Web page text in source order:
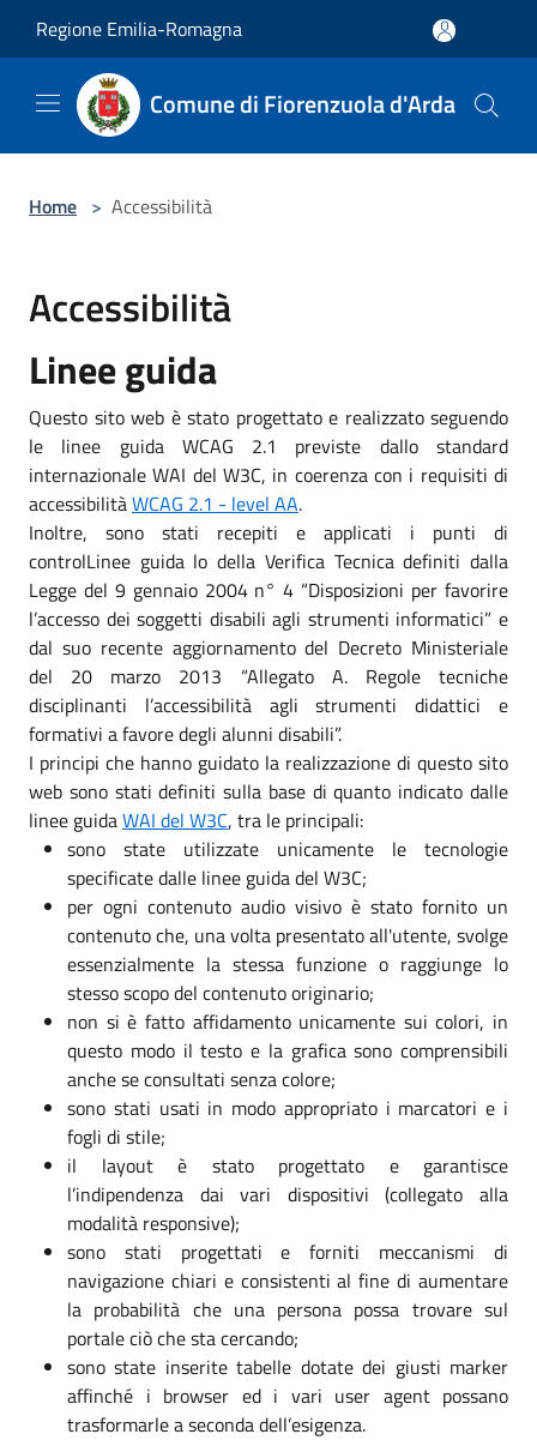
Regione Emilia-Romagna
Comune di Fiorenzuola d'Arda
Home > Accessibilità
Accessibilità
Linee guida
Questo sito web è stato progettato e realizzato seguendo
le linee guida WCAG 2.1 previste dallo standard
internazionale WAI del W3C, in coerenza con i requisiti di
accessibilitàWCAG 2.1 - level AA.
Inoltre, sono stati recepiti e applicati i punti di
controlLinee guida lo della Verifica Tecnica definiti dalla
Legge del 9 gennaio 2004 n° 4 “Disposizioni per favorire
l’accesso dei soggetti disabili agli strumenti informatici” e
dal suo recente aggiornamento del Decreto Ministeriale
del 20 marzo 2013 “Allegato A. Regole tecniche
disciplinanti l’accessibilità agli strumenti didattici e
formativi a favore degli alunni disabili”.
I principi che hanno guidato la realizzazione di questo sito
web sono stati definiti sulla base di quanto indicato dalle
linee guidaWAI del W3C, tra le principali:
sono state utilizzate unicamente le tecnologie
specificate dalle linee guida del W3C;
per ogni contenuto audio visivo è stato fornito un
contenuto che, una volta presentato all'utente, svolge
essenzialmente la stessa funzione o raggiunge lo
stesso scopo del contenuto originario;
non si è fatto affidamento unicamente sui colori, in
questo modo il testo e la grafica sono comprensibili
anche se consultati senza colore;
sono stati usati in modo appropriato i marcatori e i
fogli di stile;
il layout è stato progettato e garantisce
l’indipendenza dai vari dispositivi (collegato alla
modalità responsive);
sono stati progettati e forniti meccanismi di
navigazione chiari e consistenti al fine di aumentare
la probabilità che una persona possa trovare sul
portale ciò che sta cercando;
sono state inserite tabelle dotate dei giusti marker
affinché i browser ed i vari user agent possano
trasformarle a seconda dell’esigenza.